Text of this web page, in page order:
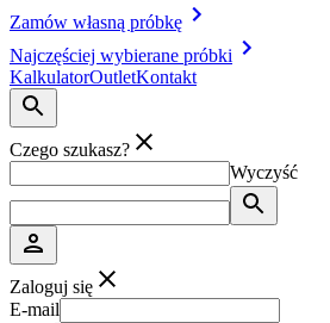
Zamów własną próbkę
Najczęściej wybierane próbki
KalkulatorOutletKontakt
Czego szukasz?
Wyczyść
Zaloguj się
E-mail